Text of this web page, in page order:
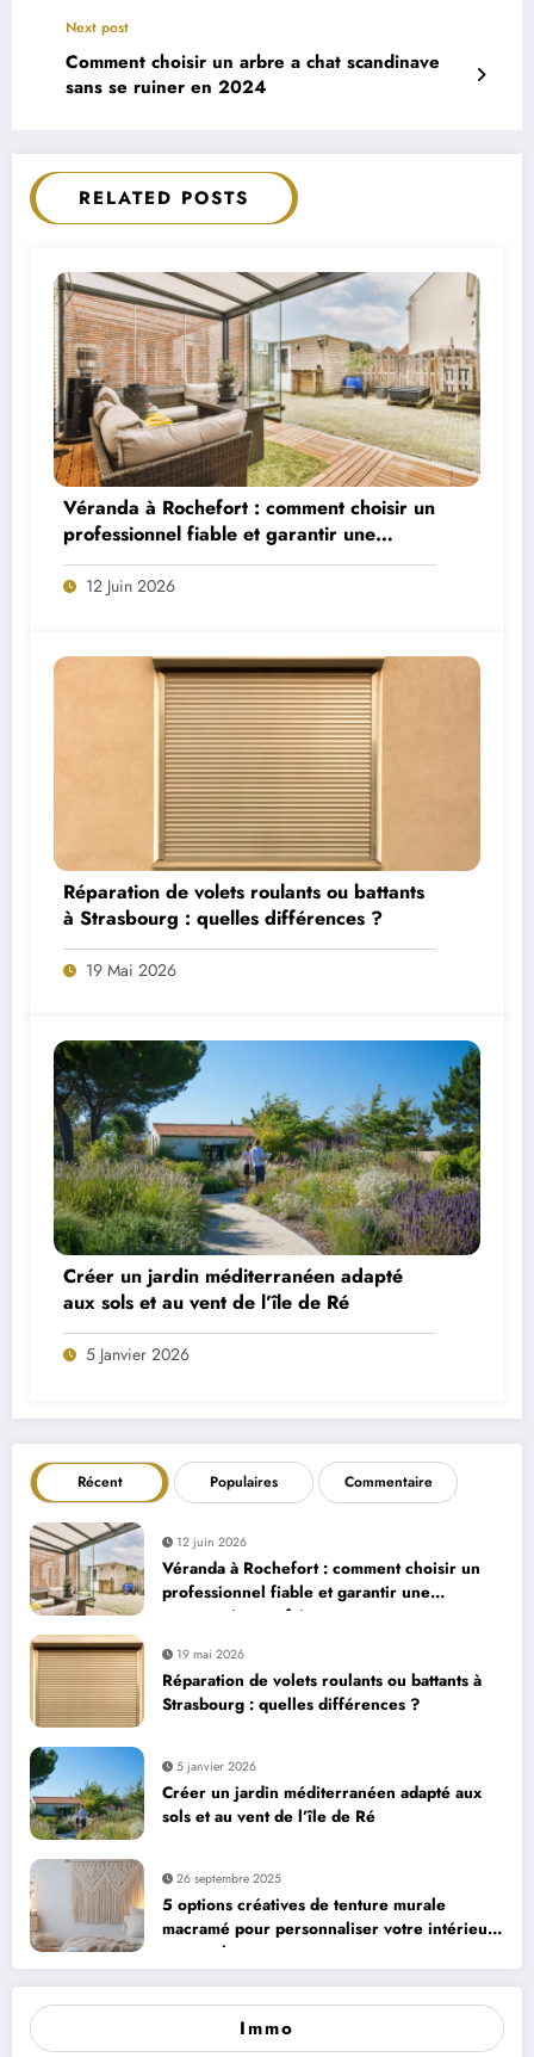
Next post
Comment choisir un arbre a chat scandinave
sans se ruiner en 2024
RELATED POSTS
Véranda à Rochefort : comment choisir un
professionnel fiable et garantir une
construction parfaite
12 Juin 2026
Réparation de volets roulants ou battants
à Strasbourg : quelles différences ?
19 Mai 2026
Créer un jardin méditerranéen adapté
aux sols et au vent de l’île de Ré
5 Janvier 2026
Récent Populaires Commentaire
12 juin 2026
Véranda à Rochefort : comment choisir un
professionnel fiable et garantir une
construction parfaite
19 mai 2026
Réparation de volets roulants ou battants à
Strasbourg : quelles différences ?
5 janvier 2026
Créer un jardin méditerranéen adapté aux
sols et au vent de l’île de Ré
26 septembre 2025
5 options créatives de tenture murale
macramé pour personnaliser votre intérieur
avec style
Immo